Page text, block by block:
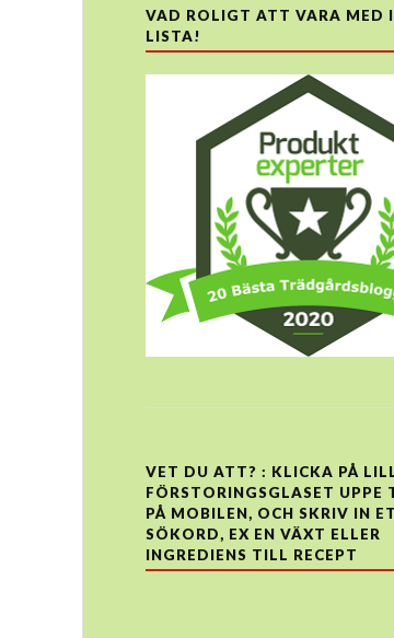
VAD ROLIGT ATT VARA MED
LISTA!
VET DU ATT? : KLICKA PÅ
FÖRSTORINGSGLASET UPPE
PÅ MOBILEN, OCH SKRIV IN
SÖKORD, EX EN VÄXT ELLER
INGREDIENS TILL RECEPT